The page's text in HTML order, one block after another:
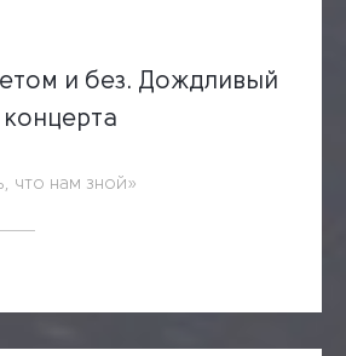
и без. Дождливый
что нам зной»